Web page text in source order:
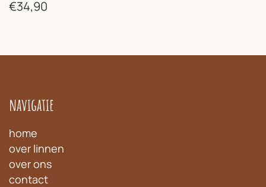
€34,90
navigatie
home
over linnen
over ons
contact